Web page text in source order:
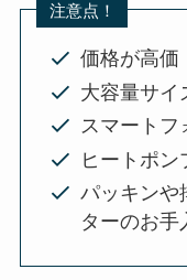
注意点！
価格が高価
大容量サイ
スマートフ
ヒートポン
パッキンや
ターのお手